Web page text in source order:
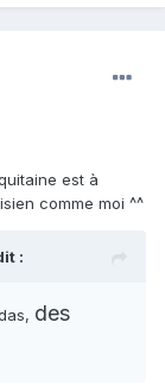
est à
comme moi ^^
:
des